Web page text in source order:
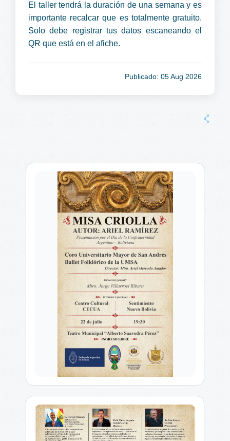
El taller tendrá la duración de una semana y es
importante recalcar que es totalmente gratuito.
Solo debe registrar tus datos escaneando el
QR que está en el afiche.
Publicado: 05 Aug 2026